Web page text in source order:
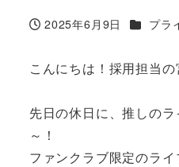
投稿日
2025年6月9日 カテゴリ
プラ
こんにちは！採用担当の
先日の休日に、推しの
～！
ファンクラブ限定のラ